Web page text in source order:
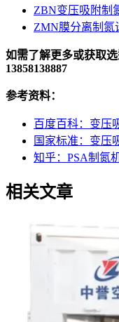
ZBN变压吸附制
ZMN膜分离制氮
如需了解更多或获取
13858138887
参考资料：
百度百科：变压
国家标准：变压
知乎：PSA制氮
相关文章